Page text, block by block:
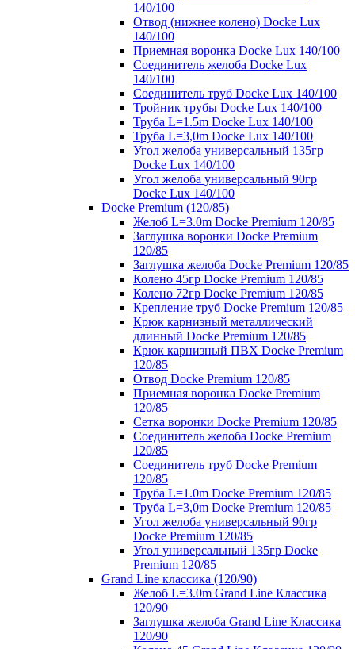
140/100
Отвод (нижнее колено) Docke Lux
140/100
Приемная воронка Docke Lux 140/100
Соединитель желоба Docke Lux
140/100
Соединитель труб Docke Lux 140/100
Тройник трубы Docke Lux 140/100
Труба L=1.5m Docke Lux 140/100
Труба L=3,0m Docke Lux 140/100
Угол желоба универсальный 135гр
Docke Lux 140/100
Угол желоба универсальный 90гр
Docke Lux 140/100
Docke Premium (120/85)
Желоб L=3.0m Docke Premium 120/85
Заглушка воронки Docke Premium
120/85
Заглушка желоба Docke Premium 120/85
Колено 45гр Docke Premium 120/85
Колено 72гр Docke Premium 120/85
Крепление труб Docke Premium 120/85
Крюк карнизный металлический
длинный Docke Premium 120/85
Крюк карнизный ПВХ Docke Premium
120/85
Отвод Docke Premium 120/85
Приемная воронка Docke Premium
120/85
Сетка воронки Docke Premium 120/85
Соединитель желоба Docke Premium
120/85
Соединитель труб Docke Premium
120/85
Труба L=1.0m Docke Premium 120/85
Труба L=3,0m Docke Premium 120/85
Угол желоба универсальный 90гр
Docke Premium 120/85
Угол универсальный 135гр Docke
Premium 120/85
Grand Line классика (120/90)
Желоб L=3.0m Grand Line Классика
120/90
Заглушка желоба Grand Line Классика
120/90